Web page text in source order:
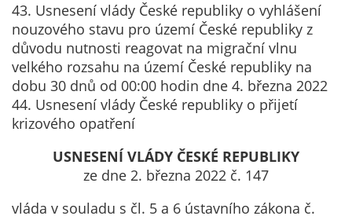
43. Usnesení vlády České republiky o vyhlášení
nouzového stavu pro území České republiky z
důvodu nutnosti reagovat na migrační vlnu
velkého rozsahu na území České republiky na
dobu 30 dnů od 00:00 hodin dne 4. března 2022
44. Usnesení vlády České republiky o přijetí
krizového opatření
USNESENÍ VLÁDY ČESKÉ REPUBLIKY
ze dne 2. března 2022 č. 147
vláda v souladu s čl. 5 a 6 ústavního zákona č.
možnost
analýzy
výkonu a
optimalizace
našich
opatření.
Personalizované
Používáme rovněž